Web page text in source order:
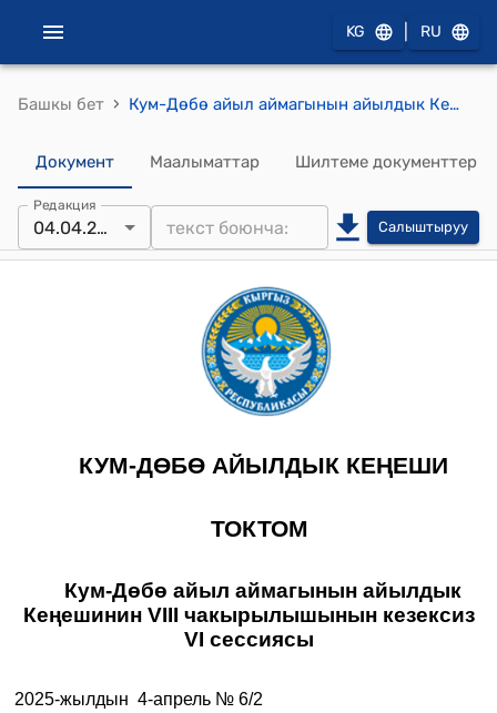
KG RU
Башкы бет › Кум-Дөбө айыл аймагынын айылдык Кеңешинин 2025-жылдын 4-апрелиндеги "Кум-Дөбө айылдык Кеңешинин кээ бир токтомдоруна өзгөртүү киргизүү жөнүндө" №6/2 токтому
Документ Маалыматтар Шилтеме документтер
Редакция
04.04.2025 Салыштыруу